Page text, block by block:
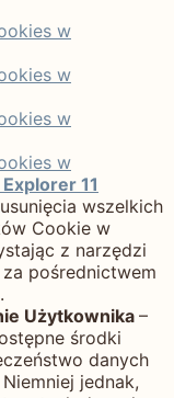
w
w
w
w
11
wszelkich
Cookie w
z narzędzi
pośrednictwem
Użytkownika –
środki
danych
jednak,